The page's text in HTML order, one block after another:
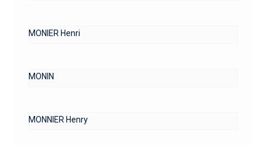
MONIER Henri
MONIN
MONNIER Henry